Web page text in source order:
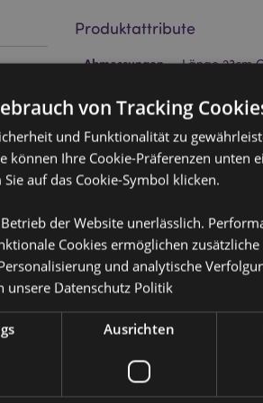
Produktattribute
Abmessungen Länge 23cm
EAN-Nummer
Kartonmenge 288
Gewicht (kg) 0.046000
NEU Keine
PROMO
Marke
von Tracking
und Funktionalität zu
können Ihre Cookie-Präferenzen unten
auf das Cookie-Symbol klicken.
der Website unerlässlich.
Cookies ermöglichen
und analytische
unsere Datenschutz Politik
Ausrichten